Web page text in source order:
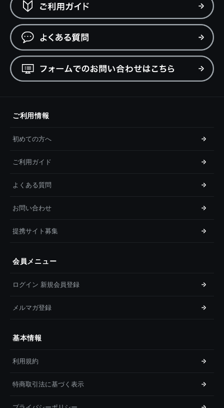
ご利用情報
初めての方へ
ご利用ガイド
よくある質問
お問い合わせ
提携サイト募集
会員メニュー
ログイン 新規会員登録
メルマガ登録
基本情報
利用規約
特商取引法に基づく表示